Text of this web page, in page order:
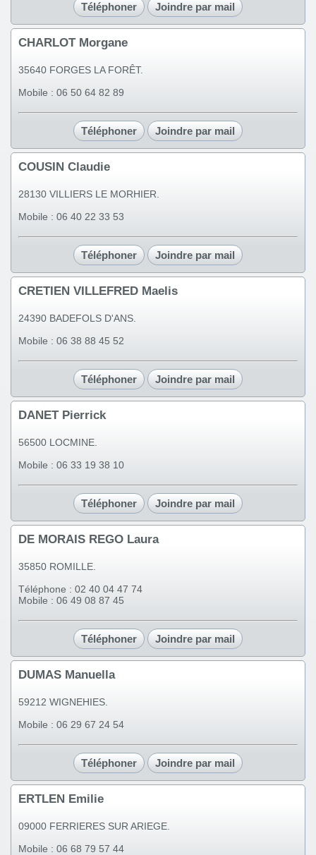
Téléphoner Joindre par mail
CHARLOT Morgane
35640 FORGES LA FORÊT.
Mobile : 06 50 64 82 89
Téléphoner Joindre par mail
COUSIN Claudie
28130 VILLIERS LE MORHIER.
Mobile : 06 40 22 33 53
Téléphoner Joindre par mail
CRETIEN VILLEFRED Maelis
24390 BADEFOLS D'ANS.
Mobile : 06 38 88 45 52
Téléphoner Joindre par mail
DANET Pierrick
56500 LOCMINE.
Mobile : 06 33 19 38 10
Téléphoner Joindre par mail
DE MORAIS REGO Laura
35850 ROMILLE.
Téléphone : 02 40 04 47 74
Mobile : 06 49 08 87 45
Téléphoner Joindre par mail
DUMAS Manuella
59212 WIGNEHIES.
Mobile : 06 29 67 24 54
Téléphoner Joindre par mail
ERTLEN Emilie
09000 FERRIERES SUR ARIEGE.
Mobile : 06 68 79 57 44